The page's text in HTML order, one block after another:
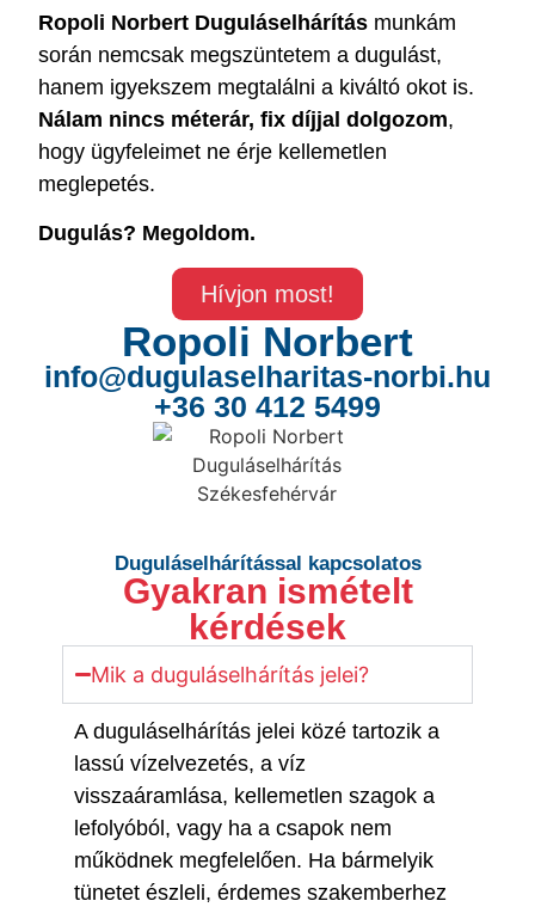
Ropoli Norbert Duguláselhárítás munkám
során nemcsak megszüntetem a dugulást,
hanem igyekszem megtalálni a kiváltó okot is.
Nálam nincs méterár, fix díjjal dolgozom,
hogy ügyfeleimet ne érje kellemetlen
meglepetés.
Dugulás? Megoldom.
Hívjon most!
Ropoli Norbert
info@dugulaselharitas-norbi.hu
+36 30 412 5499
Duguláselhárítással kapcsolatos
Gyakran ismételt
kérdések
Mik a duguláselhárítás jelei?
A duguláselhárítás jelei közé tartozik a
lassú vízelvezetés, a víz
visszaáramlása, kellemetlen szagok a
lefolyóból, vagy ha a csapok nem
működnek megfelelően. Ha bármelyik
tünetet észleli, érdemes szakemberhez